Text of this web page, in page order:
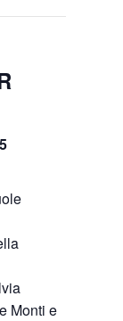
Monti e